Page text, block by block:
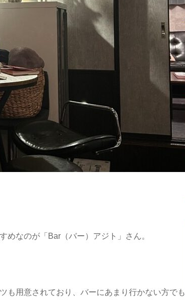
めなのが「Bar（バー）アジト」さん。
も用意されており、バーにあまり行かない方でも